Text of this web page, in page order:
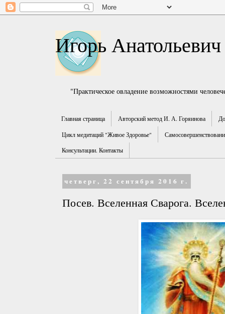
Игорь
"Практическое овладение возможностями
Главная страница Авторский метод И. А. Горяинова
Цикл медитаций "Живое Здоровье"
Консультации. Контакты
четверг, 22 сентября 2016 г.
Посев. Вселенная Сварога.